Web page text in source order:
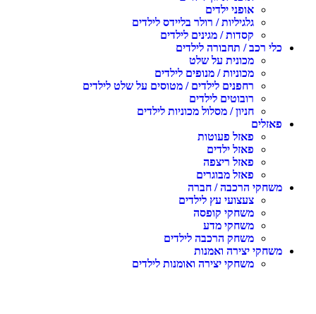
אופני ילדים
גלגיליות / רולר בליידס לילדים
קסדות / מגינים לילדים
כלי רכב / תחבורה לילדים
מכונית על שלט
מכוניות / מנופים לילדים
רחפנים לילדים / מטוסים על שלט לילדים
רובוטים לילדים
חניון / מסלול מכוניות לילדים
פאזלים
פאזל פעוטות
פאזל ילדים
פאזל ריצפה
פאזל מבוגרים
משחקי הרכבה / חברה
צעצועי עץ לילדים
משחקי קופסה
משחקי מדע
משחק הרכבה לילדים
משחקי יצירה ואמנות
משחקי יצירה ואומנות לילדים